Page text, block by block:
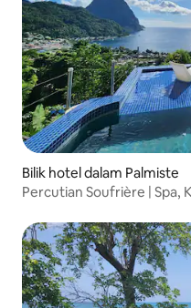
Bilik hotel dalam Palmiste
Percutian Soufrière | Spa,